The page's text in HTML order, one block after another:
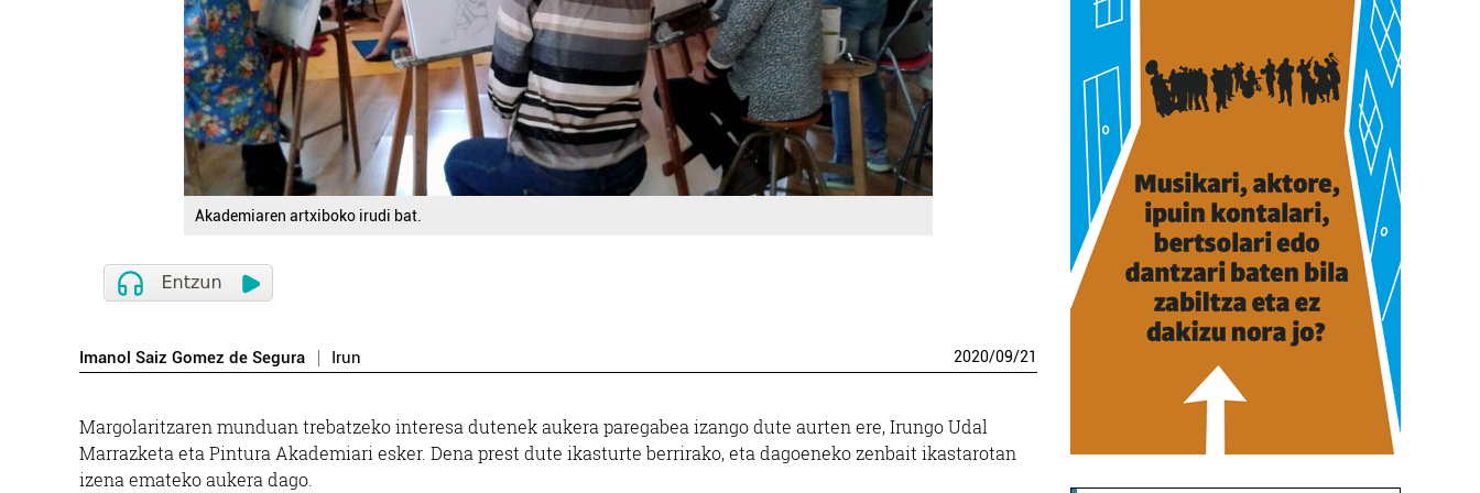
Akademiaren artxiboko irudi bat.
Imanol Saiz Gomez de Segura Irun 2020/09/21
Margolaritzaren munduan trebatzeko interesa dutenek aukera paregabea izango dute aurten ere, Irungo Udal
Marrazketa eta Pintura Akademiari esker. Dena prest dute ikasturte berrirako, eta dagoeneko zenbait ikastarotan
izena emateko aukera dago.